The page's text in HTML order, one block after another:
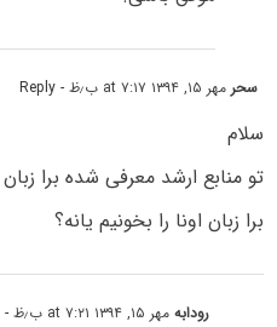
سحرمهر ۱۵, ۱۳۹۴ at ۷:۱۷ ب٫ظ - Reply
سلام
برا زبان اونا را بخونیم یانه؟
رودابهمهر ۱۵, ۱۳۹۴ at ۷:۲۱ ب٫ظ - Reply